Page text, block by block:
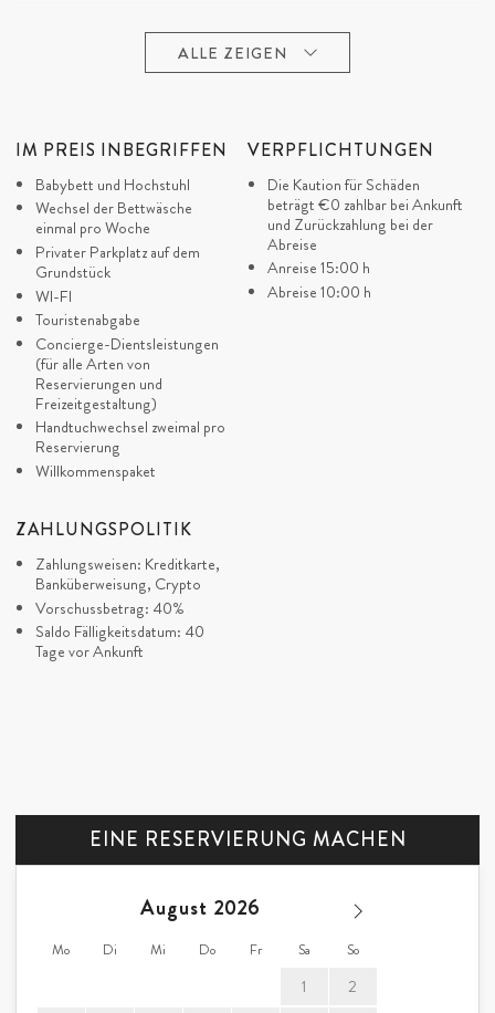
m und vom Zentrum von Dubrovnik nur 11 km.
Europas zu erleben!
01.10. - 31.10. 2027. €420 €2.940
ALLE ZEIGEN
IM PREIS INBEGRIFFEN
Babybett und Hochstuhl
Wechsel der Bettwäsche
einmal pro Woche
Privater Parkplatz auf dem
Grundstück
WI-FI
Touristenabgabe
Concierge-Dientsleistungen
(für alle Arten von
Reservierungen und
Freizeitgestaltung)
Handtuchwechsel zweimal pro
Reservierung
Willkommenspaket
VERPFLICHTUNGEN
Die Kaution für Schäden
beträgt €0 zahlbar bei Ankunft
und Zurückzahlung bei der
Abreise
Anreise 15:00 h
Abreise 10:00 h
ZAHLUNGSPOLITIK
Zahlungsweisen: Kreditkarte,
Banküberweisung, Crypto
Vorschussbetrag: 40%
Saldo Fälligkeitsdatum: 40
Tage vor Ankunft
EINE RESERVIERUNG MACHEN
August
Mo Di Mi Do Fr Sa So
1
2